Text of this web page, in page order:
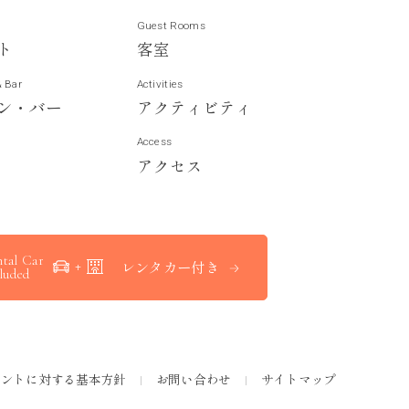
Guest Rooms
客室
Bar
ン ・ バー
Activities
ア ク テ ィ ビ テ ィ
Access
ア ク セ ス
Car
レンタカー付き
トに対する基本方針 お問い合わせ サイトマップ